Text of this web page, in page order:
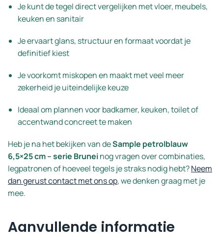
Je kunt de tegel direct vergelijken met vloer, meubels,
keuken en sanitair
Je ervaart glans, structuur en formaat voordat je
definitief kiest
Je voorkomt miskopen en maakt met veel meer
zekerheid je uiteindelijke keuze
Ideaal om plannen voor badkamer, keuken, toilet of
accentwand concreet te maken
Heb je na het bekijken van deSample petrolblauw
6,5×25 cm – serie Bruneinog vragen over combinaties,
legpatronen of hoeveel tegels je straks nodig hebt?Neem
dan gerust contact met ons op, we denken graag met je
mee.
Aanvullende informatie